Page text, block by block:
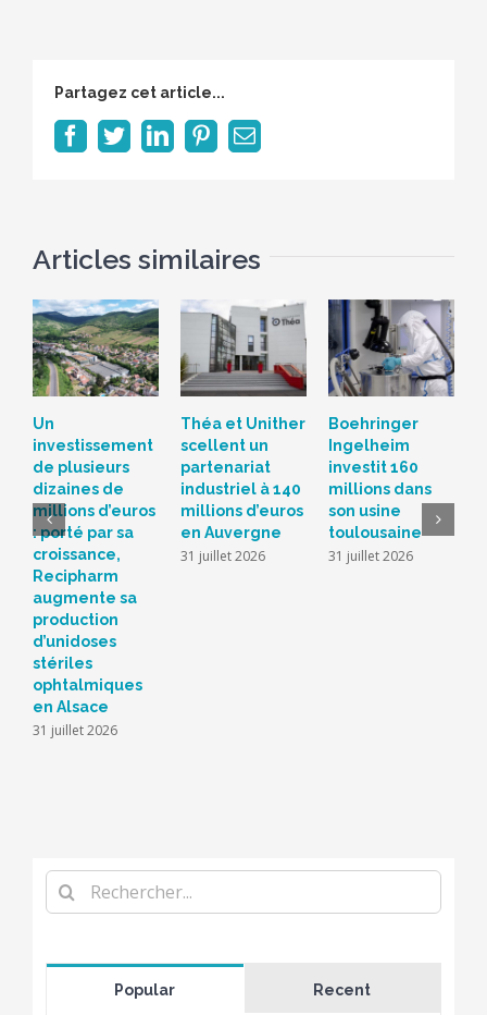
Partagez cet article...
Facebook
TwitterLinkedInPinterest
Email
Articles similaires
Un
investissement
de plusieurs
dizaines de
millions d’euros
: porté par sa
croissance,
Recipharm
augmente sa
production
d’unidoses
stériles
ophtalmiques
en Alsace
31 juillet 2026
Théa et Unither
scellent un
partenariat
industriel à 140
millions d’euros
en Auvergne
31 juillet 2026
Boehringer
Ingelheim
investit 160
millions dans
son usine
toulousaine
31 juillet 2026
Rechercher
Popular Recent